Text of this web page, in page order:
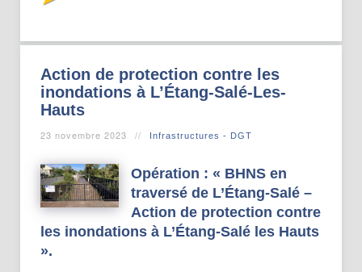
Action de protection contre les
inondations à L’Étang-Salé-Les-
Hauts
23 novembre 2023 Infrastructures - DGT
Opération : « BHNS en
traversé de L’Étang-Salé –
Action de protection contre
les inondations à L’Étang-Salé les Hauts
».